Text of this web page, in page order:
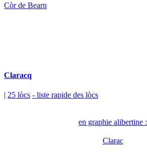
Còr de Bearn
Claracq
| 25 lòcs - liste rapide des lòcs
en graphie alibertine :
Clarac